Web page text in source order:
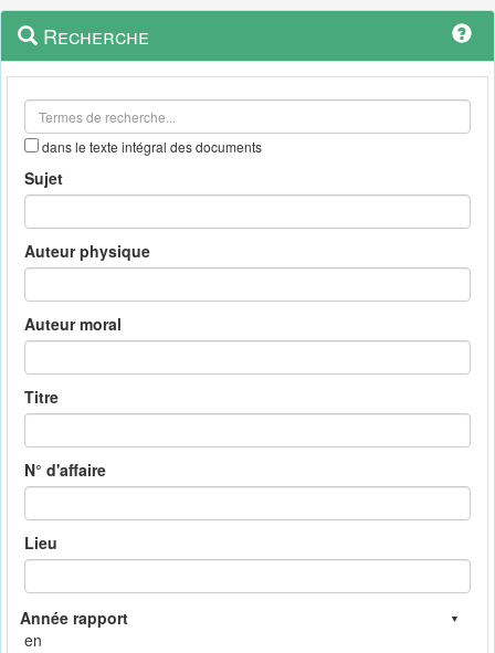
Navigation
outils
Menu
contextuel
Recherche
dans le texte intégral des documents
Sujet
Auteur physique
Auteur moral
Titre
N° d'affaire
Lieu
en